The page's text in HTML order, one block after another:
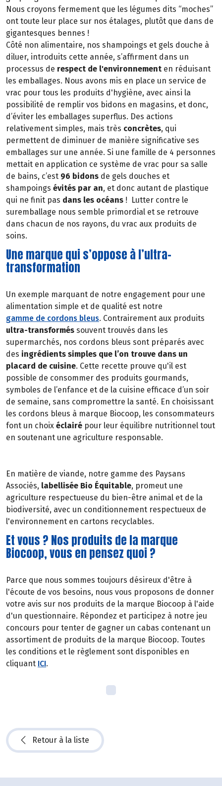
Nous croyons fermement que les légumes dits “moches”
ont toute leur place sur nos étalages, plutôt que dans de
gigantesques bennes !
Côté non alimentaire, nos shampoings et gels douche à
diluer, introduits cette année, s’affirment dans un
processus de respect de l'environnement en réduisant
les emballages. Nous avons mis en place un service de
vrac pour tous les produits d'hygiène, avec ainsi la
possibilité de remplir vos bidons en magasins, et donc,
d’éviter les emballages superflus. Des actions
relativement simples, mais très concrètes, qui
permettent de diminuer de manière significative ses
emballages sur une année. Si une famille de 4 personnes
mettait en application ce système de vrac pour sa salle
de bains, c’est 96 bidons de gels douches et
shampoings évités par an, et donc autant de plastique
qui ne finit pas dans les océans ! Lutter contre le
suremballage nous semble primordial et se retrouve
dans chacun de nos rayons, du vrac aux produits de
soins.
Une marque qui s’oppose à l’ultra-
transformation
Un exemple marquant de notre engagement pour une
alimentation simple et de qualité est notre
gamme de cordons bleus. Contrairement aux produits
ultra-transformés souvent trouvés dans les
supermarchés, nos cordons bleus sont préparés avec
des ingrédients simples que l’on trouve dans un
placard de cuisine. Cette recette prouve qu'il est
possible de consommer des produits gourmands,
symboles de l’enfance et de la cuisine efficace d’un soir
de semaine, sans compromettre la santé. En choisissant
les cordons bleus à marque Biocoop, les consommateurs
font un choix éclairé pour leur équilibre nutritionnel tout
en soutenant une agriculture responsable.
En matière de viande, notre gamme des Paysans
Associés, labellisée Bio Équitable, promeut une
agriculture respectueuse du bien-être animal et de la
biodiversité, avec un conditionnement respectueux de
l'environnement en cartons recyclables.
Et vous ? Nos produits de la marque
Biocoop, vous en pensez quoi ?
Parce que nous sommes toujours désireux d'être à
l'écoute de vos besoins, nous vous proposons de donner
votre avis sur nos produits de la marque Biocoop à l'aide
d'un questionnaire. Répondez et participez à notre jeu
concours pour tenter de gagner un cabas contenant un
assortiment de produits de la marque Biocoop. Toutes
les conditions et le règlement sont disponibles en
cliquant ICI.
Retour à la liste